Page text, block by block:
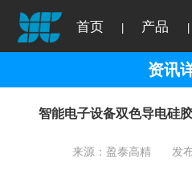
首页 产品
资讯
智能电子设备双色导电硅
来源：盈泰高精 发